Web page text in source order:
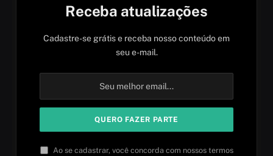
Receba atualizações
Cadastre-se grátis e receba nosso conteúdo em
seu e-mail.
Ao se cadastrar, você concorda com nossos termos